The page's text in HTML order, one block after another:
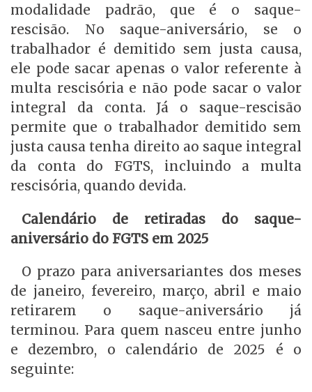
modalidade padrão, que é o saque-
rescisão. No saque-aniversário, se o
trabalhador é demitido sem justa causa,
ele pode sacar apenas o valor referente à
multa rescisória e não pode sacar o valor
integral da conta. Já o saque-rescisão
permite que o trabalhador demitido sem
justa causa tenha direito ao saque integral
da conta do FGTS, incluindo a multa
rescisória, quando devida.
Calendário de retiradas do saque-
aniversário do FGTS em 2025
O prazo para aniversariantes dos meses
de janeiro, fevereiro, março, abril e maio
retirarem o saque-aniversário já
terminou. Para quem nasceu entre junho
e dezembro, o calendário de 2025 é o
seguinte: